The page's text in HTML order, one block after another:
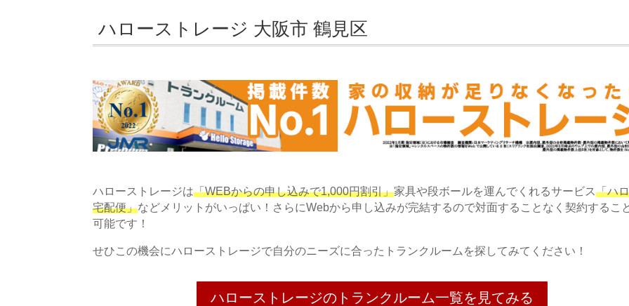
ハローストレージ 大阪市 鶴見区
ハローストレージは「WEBからの申し込みで1,000円割引」家具や段ボールを運んでくれるサービス「ハ
宅配便」などメリットがいっぱい！さらにWebから申し込みが完結するので対面することなく契約するこ
可能です！
せひこの機会にハローストレージで自分のニーズに合ったトランクルームを探してみてください！
ハローストレージのトランクルーム一覧を見てみる